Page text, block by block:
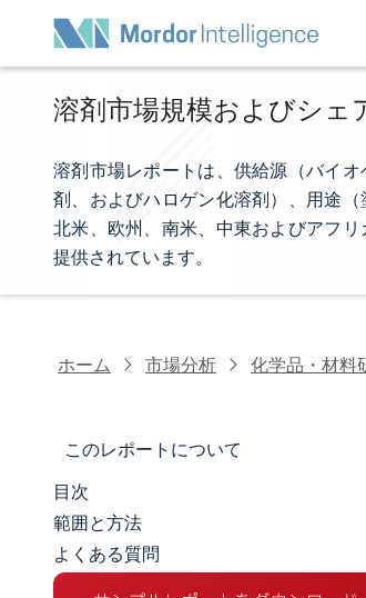
溶剤市場規模およびシェ
溶剤市場レポートは、供給源（バイ
剤、およびハロゲン化溶剤）、用途
北米、欧州、南米、中東およびアフ
提供されています。
ホーム 市場分析 化学品・材料
このレポートについて
市場規模とシェア
市場分析
目次
範囲と方法
よくある質問